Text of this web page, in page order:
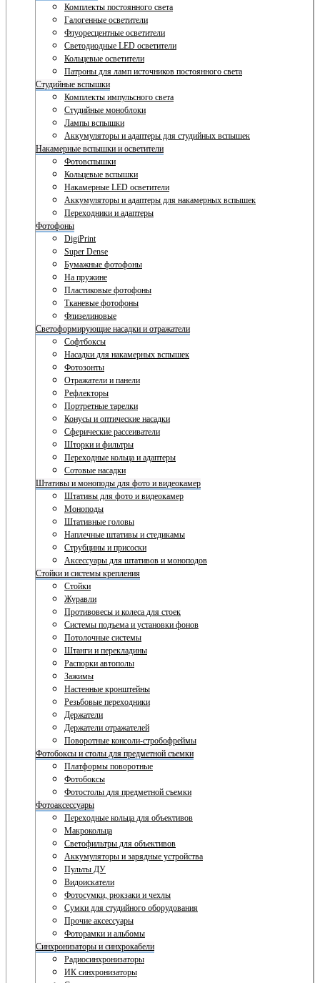
Комплекты постоянного света
Галогенные осветители
Флуоресцентные осветители
Светодиодные LED осветители
Кольцевые осветители
Патроны для ламп источников постоянного света
Студийные вспышки
Комплекты импульсного света
Студийные моноблоки
Лампы вспышки
Аккумуляторы и адаптеры для студийных вспышек
Накамерные вспышки и осветители
Фотовспышки
Кольцевые вспышки
Накамерные LED осветители
Аккумуляторы и адаптеры для накамерных вспышек
Переходники и адаптеры
Фотофоны
DigiPrint
Super Dense
Бумажные фотофоны
На пружине
Пластиковые фотофоны
Тканевые фотофоны
Флизелиновые
Светоформирующие насадки и отражатели
Софтбоксы
Насадки для накамерных вспышек
Фотозонты
Отражатели и панели
Рефлекторы
Портретные тарелки
Конусы и оптические насадки
Сферические рассеиватели
Шторки и фильтры
Переходные кольца и адаптеры
Сотовые насадки
Штативы и моноподы для фото и видеокамер
Штативы для фото и видеокамер
Моноподы
Штативные головы
Наплечные штативы и стедикамы
Струбцины и присоски
Аксессуары для штативов и моноподов
Стойки и системы крепления
Стойки
Журавли
Противовесы и колеса для стоек
Системы подъема и установки фонов
Потолочные системы
Штанги и перекладины
Распорки автополы
Зажимы
Настенные кронштейны
Резьбовые переходники
Держатели
Держатели отражателей
Поворотные консоли-стробофреймы
Фотобоксы и столы для предметной съемки
Платформы поворотные
Фотобоксы
Фотостолы для предметной съемки
Фотоаксессуары
Переходные кольца для объективов
Макрокольца
Светофильтры для объективов
Аккумуляторы и зарядные устройства
Пульты ДУ
Видоискатели
Фотосумки, рюкзаки и чехлы
Сумки для студийного оборудования
Прочие аксессуары
Фоторамки и альбомы
Синхронизаторы и синхрокабели
Радиосинхронизаторы
ИК синхронизаторы